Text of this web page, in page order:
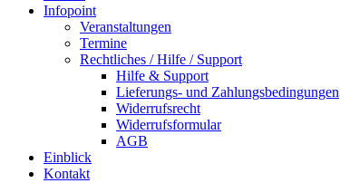
Infopoint
Veranstaltungen
Termine
Rechtliches / Hilfe / Support
Hilfe & Support
Lieferungs- und Zahlungsbedingungen
Widerrufsrecht
Widerrufsformular
AGB
Einblick
Kontakt